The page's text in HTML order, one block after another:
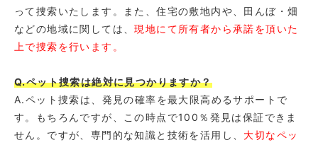
って捜索いたします。また、住宅の敷地内や、田んぼ・畑
などの地域に関しては、現地にて所有者から承諾を頂いた
上で捜索を行います。
Q.ペット捜索は絶対に見つかりますか？
A.ペット捜索は、発見の確率を最大限高めるサポートで
す。もちろんですが、この時点で100％発見は保証できま
せん。ですが、専門的な知識と技術を活用し、 大切なペッ